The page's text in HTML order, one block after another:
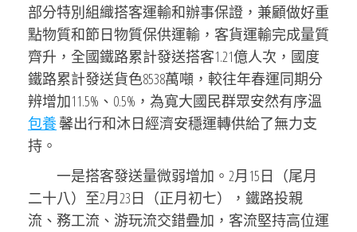
部分特別組織搭客運輸和辦事保證，兼顧做好重
點物質和節日物質保供運輸，客貨運輸完成量質
齊升，全國鐵路累計發送搭客1.21億人次，國度
鐵路累計發送貨色8538萬噸，較往年春運同期分
辨增加11.5%、0.5%，為寬大國民群眾安然有序溫
包養馨出行和沐日經濟安穩運轉供給了無力支
持。
一是搭客發送量微弱增加。2月15日（尾月
二十八）至2月23日（正月初七），鐵路投親
流、務工流、游玩流交錯疊加，客流堅持高位運